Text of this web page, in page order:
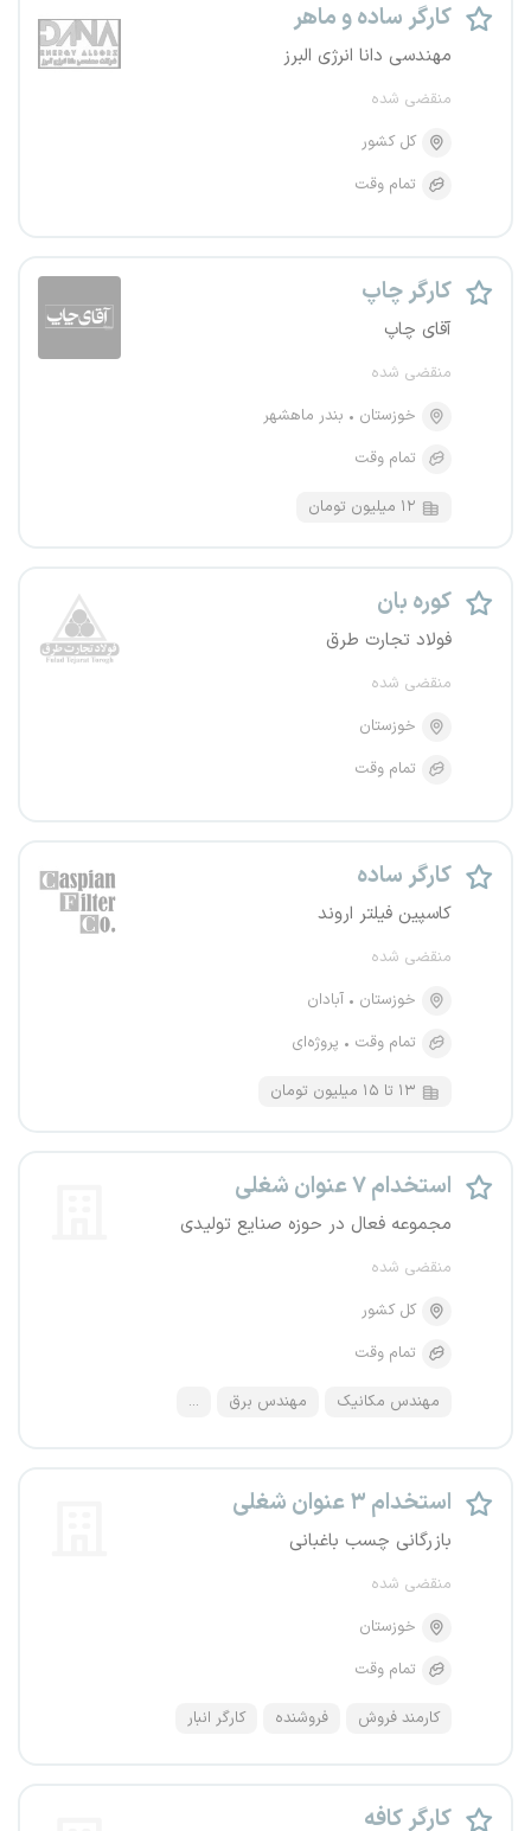
کارگر ساده و ماهر
مهندسی دانا انرژی البرز
منقضی شده
کل کشور
تمام وقت
کارگر چاپ
آقای چاپ
منقضی شده
خوزستان
بندر ماهشهر
تمام وقت
۱۲ میلیون تومان
کوره بان
فولاد تجارت طرق
منقضی شده
خوزستان
تمام وقت
کارگر ساده
کاسپین فیلتر اروند
منقضی شده
خوزستان
آبادان
تمام وقت
پروژه‌ای
۱۳ تا ۱۵ میلیون تومان
استخدام ۷ عنوان شغلی
مجموعه فعال در حوزه صنایع تولیدی
منقضی شده
کل کشور
تمام وقت
مهندس مکانیک مهندس برق ...
استخدام ۳ عنوان شغلی
بازرگانی چسب باغبانی
منقضی شده
خوزستان
تمام وقت
کارمند فروش فروشنده کارگر انبار
کارگر کافه